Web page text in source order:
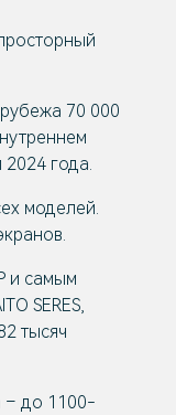
70 000
2024 года.
моделей.
и самым
SERES,
тысяч
– до 1100-